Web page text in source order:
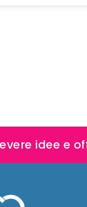
idee e